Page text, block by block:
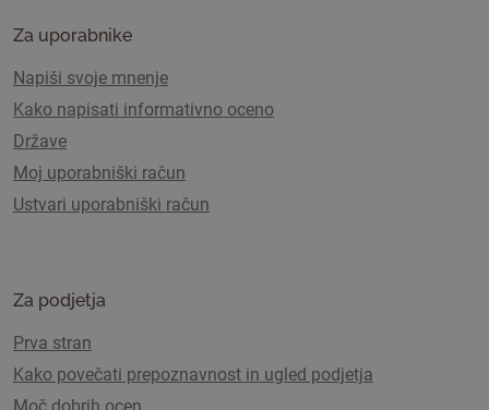
Za uporabnike
Napiši svoje mnenje
Kako napisati informativno oceno
Države
Moj uporabniški račun
Ustvari uporabniški račun
Za podjetja
Prva stran
Kako povečati prepoznavnost in ugled podjetja